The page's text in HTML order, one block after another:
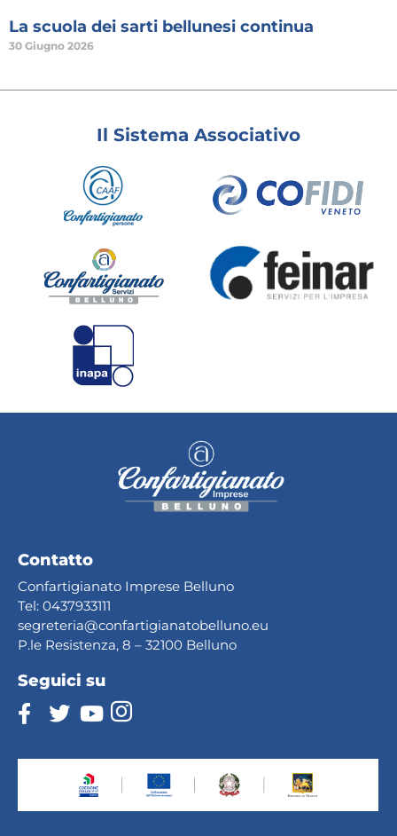
La scuola dei sarti bellunesi continua
30 Giugno 2026
Il Sistema Associativo
Contatto
Confartigianato Imprese Belluno
Tel: 0437933111
segreteria@confartigianatobelluno.eu
P.le Resistenza, 8 – 32100 Belluno
Seguici su